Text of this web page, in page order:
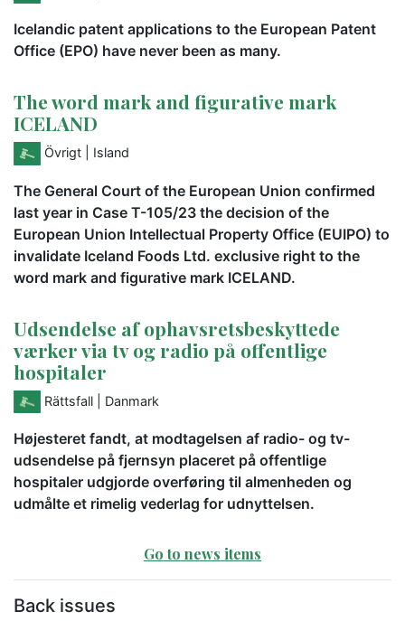
Icelandic patent applications to the European Patent
Office (EPO) have never been as many.
The word mark and figurative mark
ICELAND
Övrigt | Island
The General Court of the European Union confirmed
last year in Case T-105/23 the decision of the
European Union Intellectual Property Office (EUIPO) to
invalidate Iceland Foods Ltd. exclusive right to the
word mark and figurative mark ICELAND.
Udsendelse af ophavsretsbeskyttede
værker via tv og radio på offentlige
hospitaler
Rättsfall | Danmark
Højesteret fandt, at modtagelsen af radio- og tv-
udsendelse på fjernsyn placeret på offentlige
hospitaler udgjorde overføring til almenheden og
udmålte et rimelig vederlag for udnyttelsen.
Go to news items
Back issues